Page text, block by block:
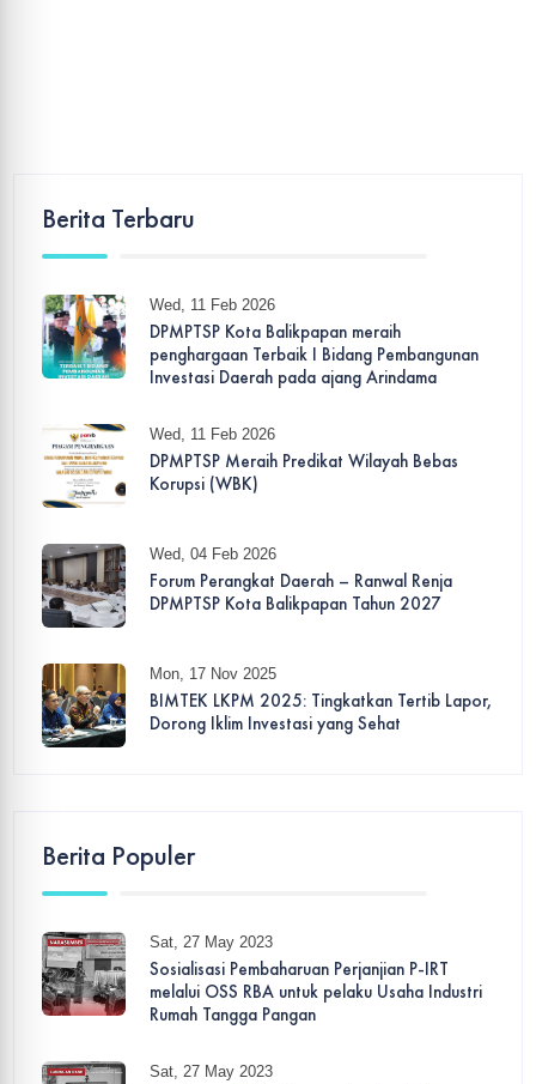
Berita Terbaru
Wed, 11 Feb 2026
DPMPTSP Kota Balikpapan meraih
penghargaan Terbaik I Bidang Pembangunan
Investasi Daerah pada ajang Arindama
Wed, 11 Feb 2026
DPMPTSP Meraih Predikat Wilayah Bebas
Korupsi (WBK)
Wed, 04 Feb 2026
Forum Perangkat Daerah – Ranwal Renja
DPMPTSP Kota Balikpapan Tahun 2027
Mon, 17 Nov 2025
BIMTEK LKPM 2025: Tingkatkan Tertib Lapor,
Dorong Iklim Investasi yang Sehat
Berita Populer
Sat, 27 May 2023
Sosialisasi Pembaharuan Perjanjian P-IRT
melalui OSS RBA untuk pelaku Usaha Industri
Rumah Tangga Pangan
Sat, 27 May 2023